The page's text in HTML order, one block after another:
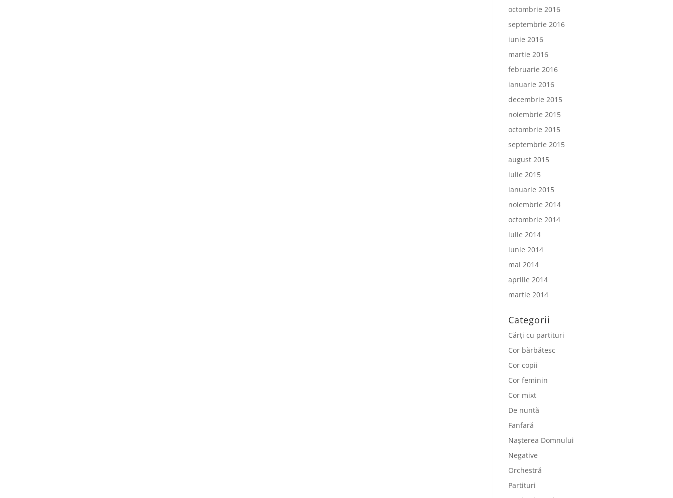
octombrie 2016
septembrie 2016
iunie 2016
martie 2016
februarie 2016
ianuarie 2016
decembrie 2015
noiembrie 2015
octombrie 2015
septembrie 2015
august 2015
iulie 2015
ianuarie 2015
noiembrie 2014
octombrie 2014
iulie 2014
iunie 2014
mai 2014
aprilie 2014
martie 2014
Categorii
Cărți cu partituri
Cor bărbătesc
Cor copii
Cor feminin
Cor mixt
De nuntă
Fanfară
Nașterea Domnului
Negative
Orchestră
Partituri